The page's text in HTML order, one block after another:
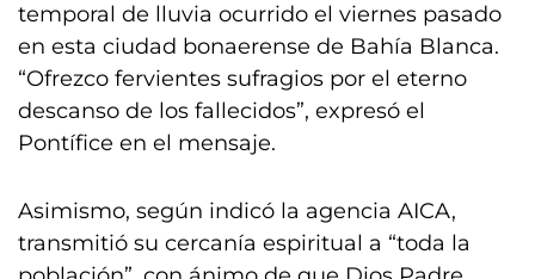
temporal de lluvia ocurrido el viernes pasado
en esta ciudad bonaerense de Bahía Blanca.
“Ofrezco fervientes sufragios por el eterno
descanso de los fallecidos”, expresó el
Pontífice en el mensaje.
Asimismo, según indicó la agencia AICA,
transmitió su cercanía espiritual a “toda la